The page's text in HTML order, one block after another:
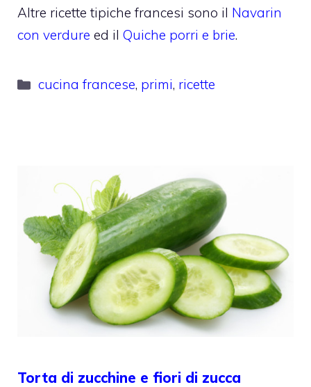
Altre ricette tipiche francesi sono il Navarin
con verdure ed il Quiche porri e brie.
Categorie
cucina francese, primi, ricette
Torta di zucchine e fiori di zucca